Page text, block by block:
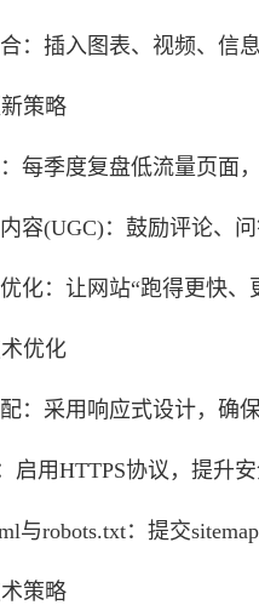
：插入图表、视频、信
策略
每季度复盘低流量页面
容(UGC)：鼓励评论、
化：让网站“跑得更快、
优化
：采用响应式设计，确
启用HTTPS协议，提升安
与robots.txt：提交
策略